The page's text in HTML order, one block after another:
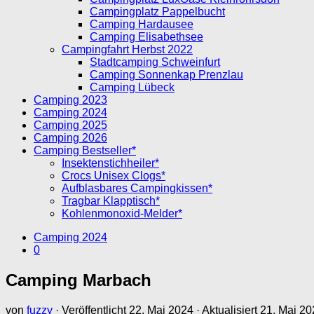
Campingplatz Pappelbucht
Camping Hardausee
Camping Elisabethsee
Campingfahrt Herbst 2022
Stadtcamping Schweinfurt
Camping Sonnenkap Prenzlau
Camping Lübeck
Camping 2023
Camping 2024
Camping 2025
Camping 2026
Camping Bestseller*
Insektenstichheiler*
Crocs Unisex Clogs*
Aufblasbares Campingkissen*
Tragbar Klapptisch*
Kohlenmonoxid-Melder*
Camping 2024
0
Camping Marbach
von fuzzy · Veröffentlicht 22. Mai 2024 · Aktualisiert 21. Mai